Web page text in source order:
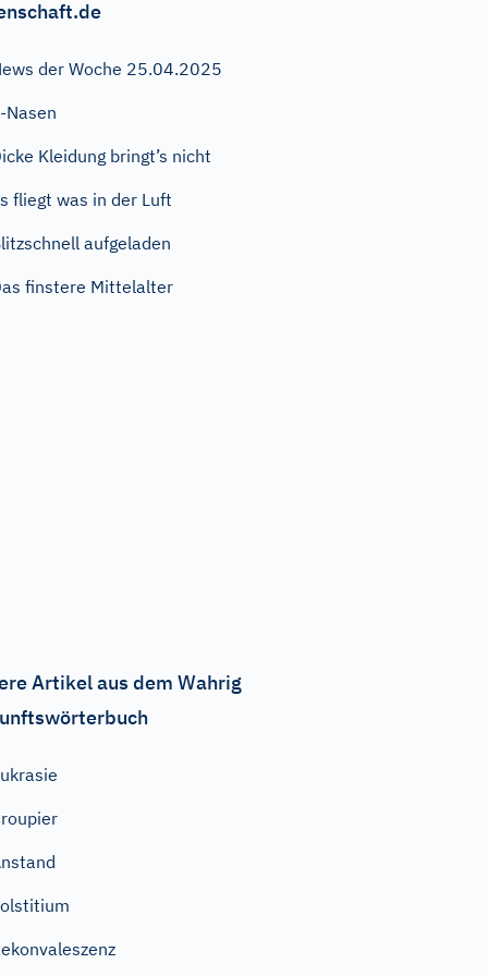
der Woche 25.04.2025
Nasen
Kleidung bringt’s nicht
fliegt was in der Luft
aufgeladen
finstere Mittelalter
Artikel aus dem Wahrig